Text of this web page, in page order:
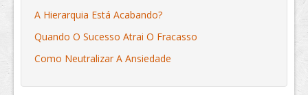
A Hierarquia Está Acabando?
Quando O Sucesso Atrai O Fracasso
Como Neutralizar A Ansiedade